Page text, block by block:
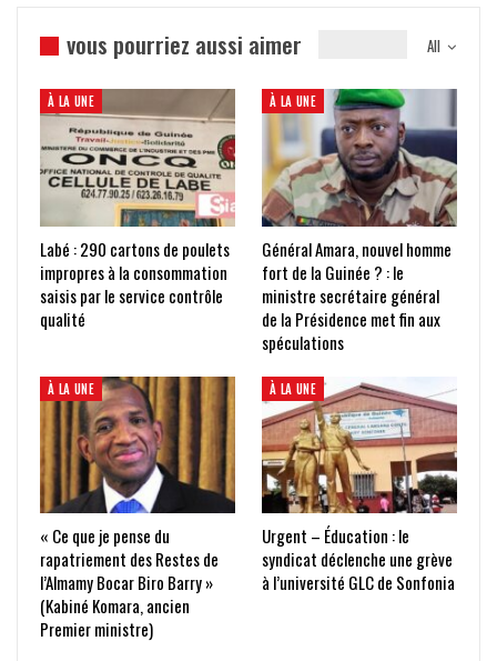
All
vous pourriez aussi aimer
À LA UNE
Labé : 290 cartons de poulets
impropres à la consommation
saisis par le service contrôle
qualité
À LA UNE
Général Amara, nouvel homme
fort de la Guinée ? : le
ministre secrétaire général
de la Présidence met fin aux
spéculations
À LA UNE
« Ce que je pense du
rapatriement des Restes de
l’Almamy Bocar Biro Barry »
(Kabiné Komara, ancien
Premier ministre)
À LA UNE
Urgent – Éducation : le
syndicat déclenche une grève
à l’université GLC de Sonfonia